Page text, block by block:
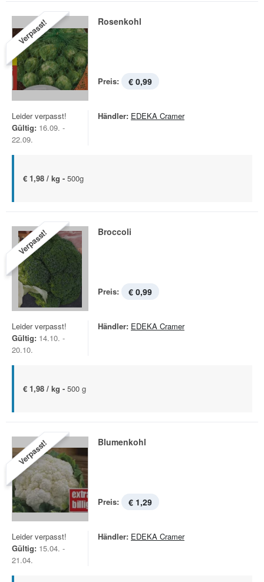
Verpasst! Rosenkohl
Preis: € 0,99
Leider verpasst!
Gültig: 16.09. -
22.09.
Händler: EDEKA Cramer
€ 1,98 / kg - 500g
Verpasst! Broccoli
Preis: € 0,99
Leider verpasst!
Gültig: 14.10. -
20.10.
Händler: EDEKA Cramer
€ 1,98 / kg - 500 g
Verpasst! Blumenkohl
Preis: € 1,29
Leider verpasst!
Gültig: 15.04. -
21.04.
Händler: EDEKA Cramer